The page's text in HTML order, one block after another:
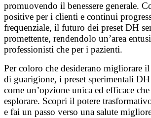
promuovendo il benessere generale.
positive per i clienti e continui
frequenziale, il futuro dei preset DH
promettente, rendendolo un’area
professionisti che per i pazienti.
Per coloro che desiderano migliorare
di guarigione, i preset sperimentali
come un’opzione unica ed efficace
esplorare. Scopri il potere
e fai un passo verso una salute